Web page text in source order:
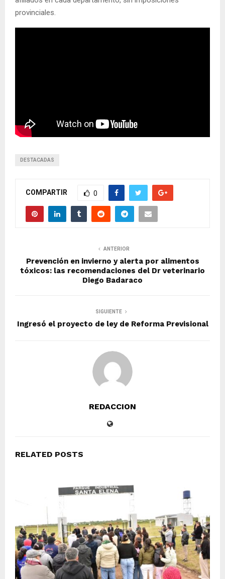
provinciales.
DESTACADAS
COMPARTIR 0
ANTERIOR
Prevención en invierno y alerta por alimentos
tóxicos: las recomendaciones del Dr veterinario
Diego Badaraco
SIGUIENTE
Ingresó el proyecto de ley de Reforma Previsional
REDACCION
RELATED POSTS